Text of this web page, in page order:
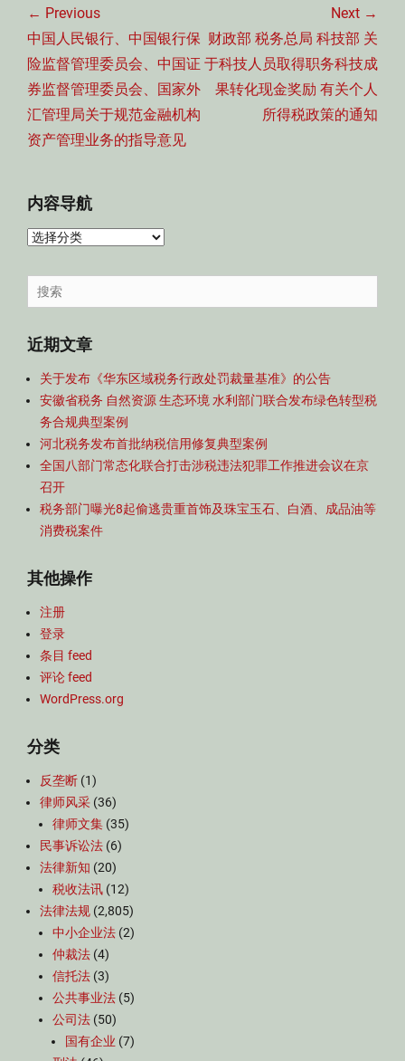
章
导
航
← Previous
Previous
post:
中国人民银行、中国银行保
险监督管理委员会、中国证
券监督管理委员会、国家外
汇管理局关于规范金融机构
资产管理业务的指导意见
Next →
Next
post:
财政部 税务总局 科技部 关
于科技人员取得职务科技成
果转化现金奖励 有关个人
所得税政策的通知
内容导航
内
导
航
Search
for:
近期文章
关于发布《华东区域税务行政处罚裁量基准》的公告
安徽省税务 自然资源 生态环境 水利部门联合发布绿色转型税
务合规典型案例
河北税务发布首批纳税信用修复典型案例
全国八部门常态化联合打击涉税违法犯罪工作推进会议在京
召开
税务部门曝光8起偷逃贵重首饰及珠宝玉石、白酒、成品油等
消费税案件
其他操作
注册
登录
条目 feed
评论 feed
WordPress.org
分类
反垄断 (1)
律师风采 (36)
律师文集 (35)
民事诉讼法 (6)
法律新知 (20)
税收法讯 (12)
法律法规 (2,805)
中小企业法 (2)
仲裁法 (4)
信托法 (3)
公共事业法 (5)
公司法 (50)
国有企业 (7)